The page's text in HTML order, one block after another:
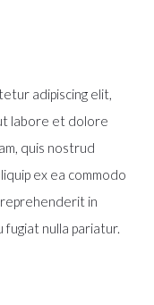
adipiscing elit,
labore et dolore
quis nostrud
ex ea commodo
in
nulla pariatur.